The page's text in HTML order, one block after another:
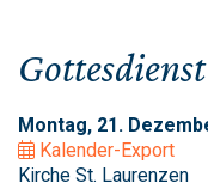
Montag, 21.
Kalender-Export
Kirche St. Laurenzen